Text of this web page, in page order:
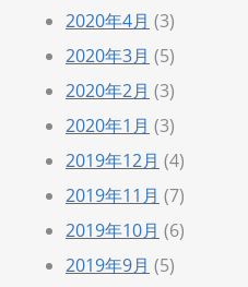
2020年4月 (3)
2020年3月 (5)
2020年2月 (3)
2020年1月 (3)
2019年12月 (4)
2019年11月 (7)
2019年10月 (6)
2019年9月 (5)